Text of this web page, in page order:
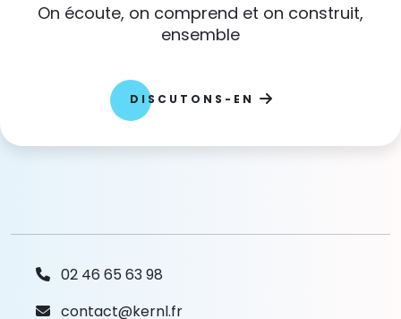
On écoute, on comprend et on construit,
ensemble
DISCUTONS-EN
02 46 65 63 98
contact@kernl.fr